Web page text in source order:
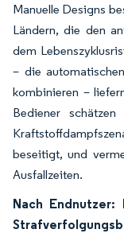
Manuelle Designs
Ländern, die den
dem
– die
kombinieren –
Bediener
beseitigt, und
Ausfallzeiten.
Nach